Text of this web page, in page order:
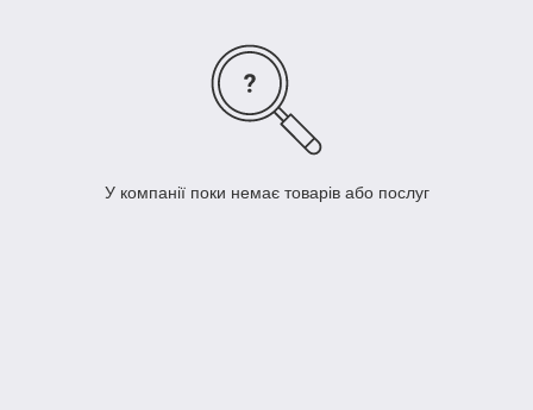
У компанії поки немає товарів або послуг